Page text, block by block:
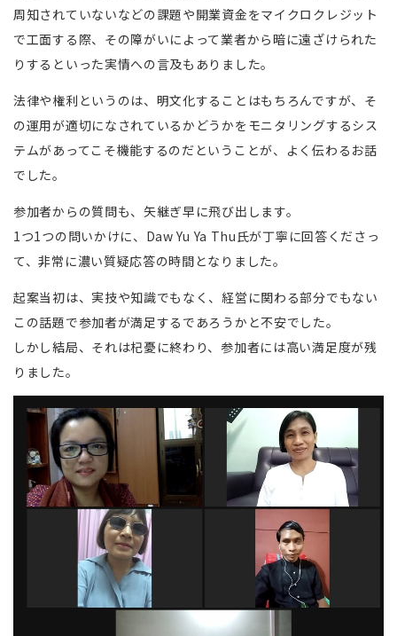
周知されていないなどの課題や開業資金をマイクロクレジット
で工面する際、その障がいによって業者から暗に遠ざけられた
りするといった実情への言及もありました。
法律や権利というのは、明文化することはもちろんですが、そ
の運用が適切になされているかどうかをモニタリングするシス
テムがあってこそ機能するのだということが、よく伝わるお話
でした。
参加者からの質問も、矢継ぎ早に飛び出します。
1つ1つの問いかけに、Daw Yu Ya Thu氏が丁寧に回答くださっ
て、非常に濃い質疑応答の時間となりました。
起案当初は、実技や知識でもなく、経営に関わる部分でもない
この話題で参加者が満足するであろうかと不安でした。
しかし結局、それは杞憂に終わり、参加者には高い満足度が残
りました。